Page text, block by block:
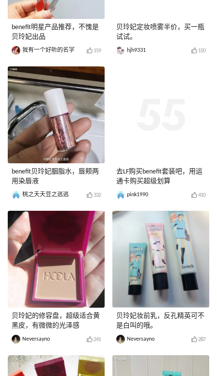
benefit明星产品推荐，不愧是
贝玲妃出品
我有一个好听的名字 159
benefit贝玲妃胭脂水，唇颊两
用染唇液
桃之夭夭豆之逃逃 332
贝玲妃的修容盘，超级适合黄
黑皮，有微微的光泽感
Neversayno 241
贝玲妃定妆喷雾半价，买一瓶
试试。
hjh9331 150
去LF购买benefit套装吧，用运
通卡购买超级划算
pink1990 410
贝玲妃妆前乳，反孔精英可不
是白叫的哦。
Neversayno 287